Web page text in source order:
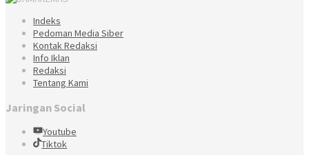
Indeks
Pedoman Media Siber
Kontak Redaksi
Info Iklan
Redaksi
Tentang Kami
Jaringan Social
Youtube
Tiktok